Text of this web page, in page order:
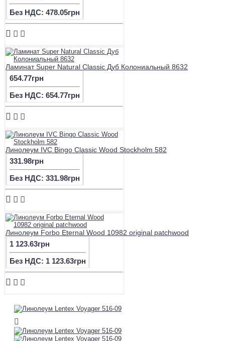
Без НДС: 478.05грн
Ламинат Super Natural Classic Дуб Колониальный 8632
654.77грн
Без НДС: 654.77грн
Линолеум IVC Bingo Classic Wood Stockholm 582
331.98грн
Без НДС: 331.98грн
Линолеум Forbo Eternal Wood 10982 original patchwood
1 123.63грн
Без НДС: 1 123.63грн